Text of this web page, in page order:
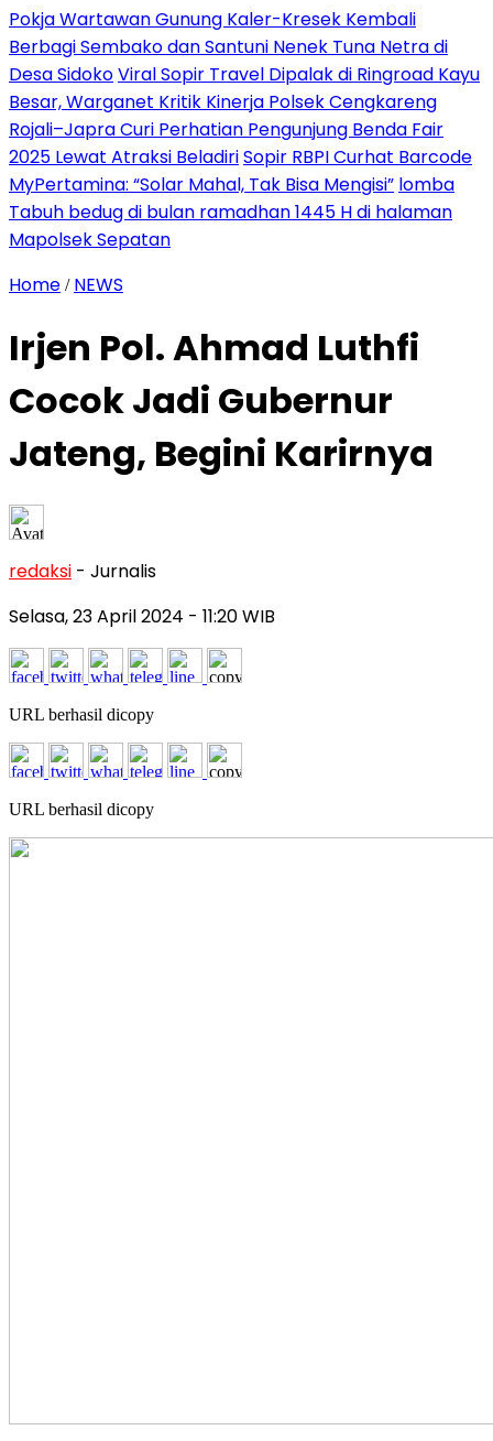
Pokja Wartawan Gunung Kaler-Kresek Kembali
Berbagi Sembako dan Santuni Nenek Tuna Netra di
Desa SidokoViral Sopir Travel Dipalak di Ringroad Kayu
Besar, Warganet Kritik Kinerja Polsek Cengkareng
Rojali–Japra Curi Perhatian Pengunjung Benda Fair
2025 Lewat Atraksi BeladiriSopir RBPI Curhat Barcode
MyPertamina: “Solar Mahal, Tak Bisa Mengisi” lomba
Tabuh bedug di bulan ramadhan 1445 H di halaman
Mapolsek Sepatan
Home / NEWS
Irjen Pol. Ahmad Luthfi
Cocok Jadi Gubernur
Jateng, Begini Karirnya
redaksi - Jurnalis
Selasa, 23 April 2024 - 11:20 WIB
URL berhasil dicopy
URL berhasil dicopy